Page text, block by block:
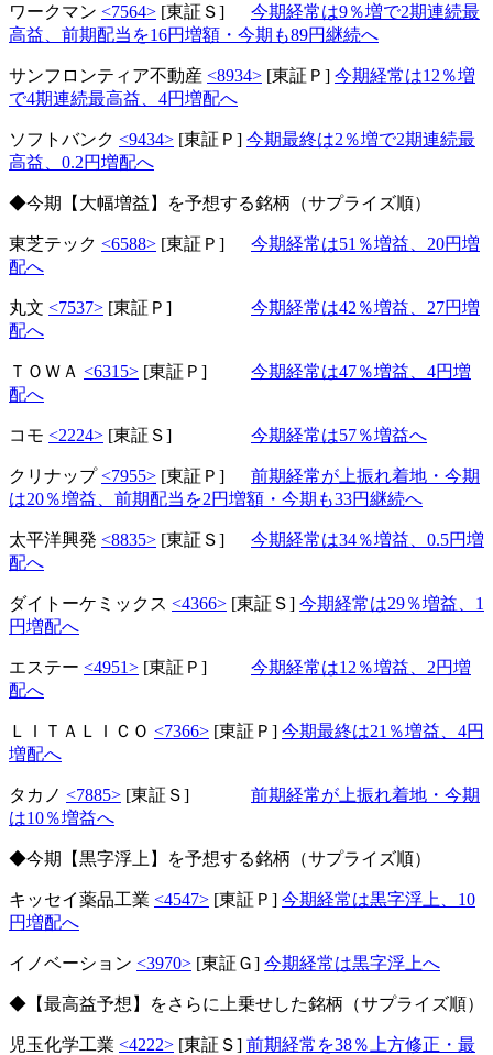
ワークマン <7564> [東証Ｓ] 今期経常は9％増で2期連続最
高益、前期配当を16円増額・今期も89円継続へ
サンフロンティア不動産 <8934> [東証Ｐ] 今期経常は12％増
で4期連続最高益、4円増配へ
ソフトバンク <9434> [東証Ｐ] 今期最終は2％増で2期連続最
高益、0.2円増配へ
◆今期【大幅増益】を予想する銘柄（サプライズ順）
東芝テック <6588> [東証Ｐ] 今期経常は51％増益、20円増
配へ
丸文 <7537> [東証Ｐ] 今期経常は42％増益、27円増
配へ
ＴＯＷＡ <6315> [東証Ｐ] 今期経常は47％増益、4円増
配へ
コモ <2224> [東証Ｓ] 今期経常は57％増益へ
クリナップ<7955> [東証Ｐ] 前期経常が上振れ着地・今期
は20％増益、前期配当を2円増額・今期も33円継続へ
太平洋興発 <8835> [東証Ｓ] 今期経常は34％増益、0.5円増
配へ
ダイトーケミックス <4366> [東証Ｓ] 今期経常は29％増益、1
円増配へ
エステー <4951> [東証Ｐ] 今期経常は12％増益、2円増
配へ
ＬＩＴＡＬＩＣＯ <7366> [東証Ｐ] 今期最終は21％増益、4円
増配へ
タカノ <7885> [東証Ｓ] 前期経常が上振れ着地・今期
は10％増益へ
◆今期【黒字浮上】を予想する銘柄（サプライズ順）
キッセイ薬品工業 <4547> [東証Ｐ] 今期経常は黒字浮上、10
円増配へ
イノベーション <3970> [東証Ｇ] 今期経常は黒字浮上へ
◆【最高益予想】をさらに上乗せした銘柄（サプライズ順）
児玉化学工業 <4222> [東証Ｓ] 前期経常を38％上方修正・最